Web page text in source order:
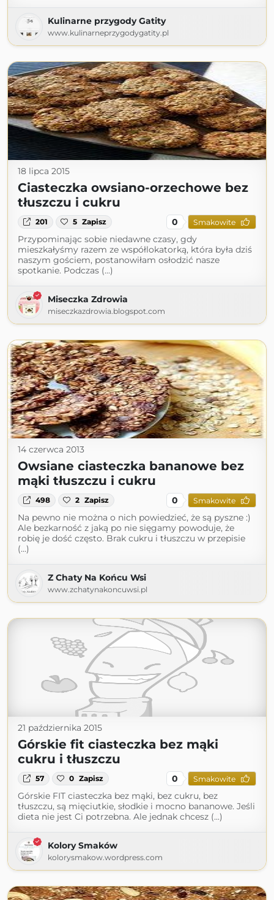
Kulinarne przygody Gatity
www.kulinarneprzygodygatity.pl
18 lipca 2015
Ciasteczka owsiano-orzechowe bez
tłuszczu i cukru
201 5 Zapisz 0 Smakowite
Przypominając sobie niedawne czasy, gdy
mieszkałyśmy razem ze współlokatorką, która była dziś
naszym gościem, postanowiłam osłodzić nasze
spotkanie. Podczas (...)
Miseczka Zdrowia
miseczkazdrowia.blogspot.com
14 czerwca 2013
Owsiane ciasteczka bananowe bez
mąki tłuszczu i cukru
498 2 Zapisz 0 Smakowite
Na pewno nie można o nich powiedzieć, że są pyszne :)
Ale bezkarność z jaką po nie sięgamy powoduje, że
robię je dość często. Brak cukru i tłuszczu w przepisie
(...)
Z Chaty Na Końcu Wsi
www.zchatynakoncuwsi.pl
21 października 2015
Górskie fit ciasteczka bez mąki
cukru i tłuszczu
57 0 Zapisz 0 Smakowite
Górskie FIT ciasteczka bez mąki, bez cukru, bez
tłuszczu, są mięciutkie, słodkie i mocno bananowe. Jeśli
dieta nie jest Ci potrzebna. Ale jednak chcesz (...)
Kolory Smaków
kolorysmakow.wordpress.com